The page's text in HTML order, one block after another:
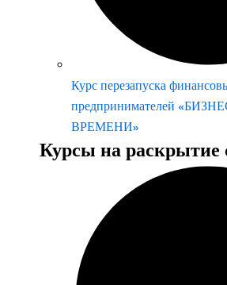
Курс перезапуска
предпринимателей
ВРЕМЕНИ»
Курсы на раскрытие